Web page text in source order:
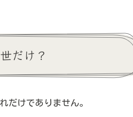
だけ？
だけでありません。